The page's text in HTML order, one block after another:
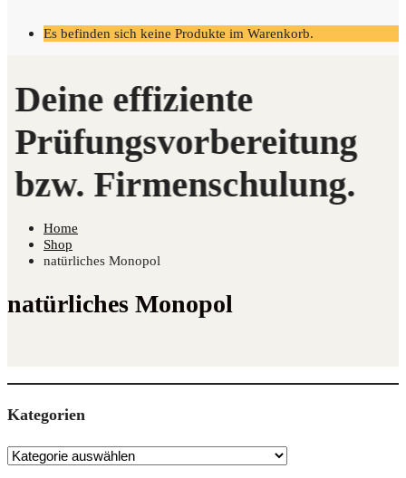
Es befinden sich keine Produkte im Warenkorb.
Home
Shop
natürliches Monopol
natürliches Monopol
Kate­go­rien